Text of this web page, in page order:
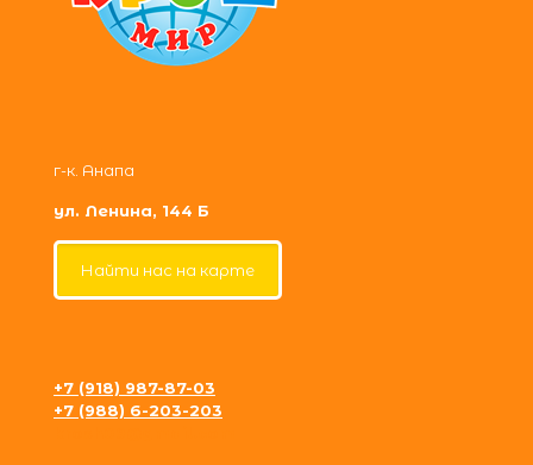
г-к. Анапа
ул. Ленина, 144 Б
Найти нас на карте
+7 (918) 987-87-03
+7 (988) 6-203-203